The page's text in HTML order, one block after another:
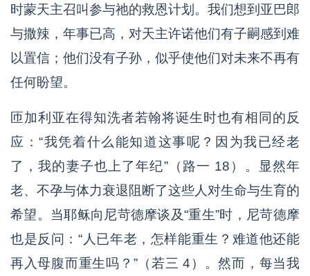
时蒙天主召叫参与祂的救恩计划。我们想到亚巴郎
与撒辣，年事已高，对天主许诺他们有子嗣感到难
以置信；他们没有子孙，似乎使他们对未来不再有
任何盼望。
匝加利亚在得知洗者若翰将诞生时也有相同的反
应：“我凭着什么能知道这事呢？因为我已经老
了，我的妻子也上了年纪”（路一 18）。显然年
老、不孕与体力衰退阻断了这些人对生命与生育的
希望。当耶稣向尼苛德摩谈及“重生”时，尼苛德摩
也是反问：“人已年老，怎样能重生？难道他还能
再入母腹而重生吗？”（若三 4）。然而，每当我